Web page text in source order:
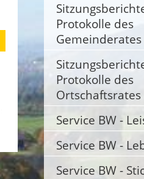
Protokolle des
Gemeinderates
Protokolle des
Ortschaftsrates
Service BW -
Service BW -
Service BW -